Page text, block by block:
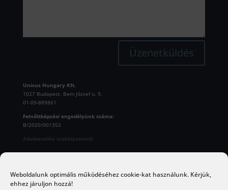
Weboldalunk optimális működéséhez cookie-kat használunk. Kérjük,
ehhez járuljon hozzá!
Üzenetküldés
Unicus Hungary Kft.
1027 Budapest, Bem József u. 9.
01-09-889861
Felnőttképzési engedélyünk száma:
B/2020/001353
Adatkezelési szabályzatunk
Levélben:Unicus Hungary Kft.
1027 Budapest, Bem József u. 9.